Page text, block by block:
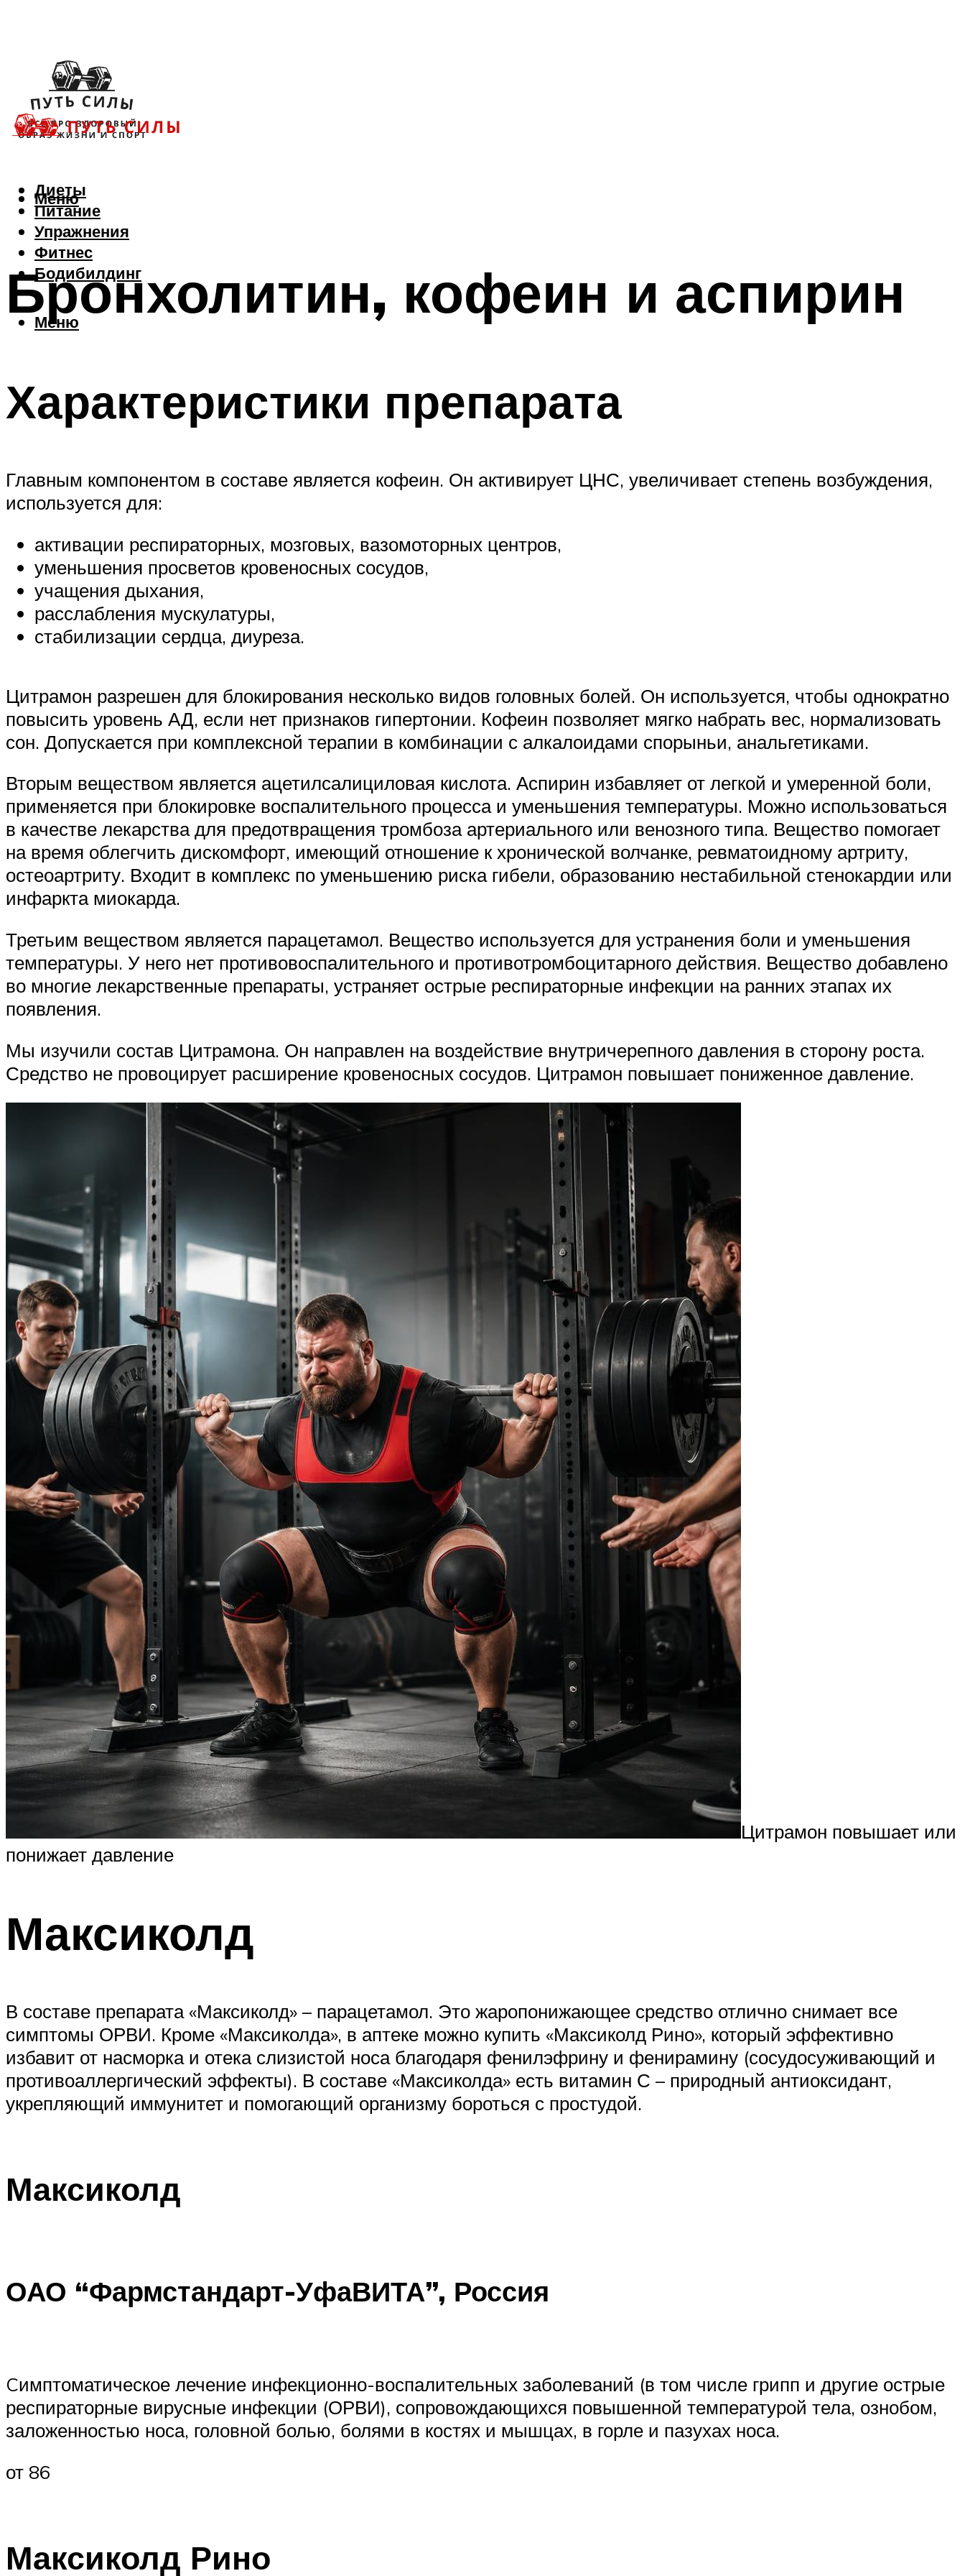
Диеты
Питание
Упражнения
Фитнес
Бодибилдинг
Меню
Меню
Бронхолитин, кофеин и аспирин
Характеристики препарата
Главным компонентом в составе является кофеин. Он активирует ЦНС, увеличивает степень возбуждения,
используется для:
активации респираторных, мозговых, вазомоторных центров,
уменьшения просветов кровеносных сосудов,
учащения дыхания,
расслабления мускулатуры,
стабилизации сердца, диуреза.
Цитрамон разрешен для блокирования несколько видов головных болей. Он используется, чтобы однократно
повысить уровень АД, если нет признаков гипертонии. Кофеин позволяет мягко набрать вес, нормализовать
сон. Допускается при комплексной терапии в комбинации с алкалоидами спорыньи, анальгетиками.
Вторым веществом является ацетилсалициловая кислота. Аспирин избавляет от легкой и умеренной боли,
применяется при блокировке воспалительного процесса и уменьшения температуры. Можно использоваться
в качестве лекарства для предотвращения тромбоза артериального или венозного типа. Вещество помогает
на время облегчить дискомфорт, имеющий отношение к хронической волчанке, ревматоидному артриту,
остеоартриту. Входит в комплекс по уменьшению риска гибели, образованию нестабильной стенокардии или
инфаркта миокарда.
Третьим веществом является парацетамол. Вещество используется для устранения боли и уменьшения
температуры. У него нет противовоспалительного и противотромбоцитарного действия. Вещество добавлено
во многие лекарственные препараты, устраняет острые респираторные инфекции на ранних этапах их
появления.
Мы изучили состав Цитрамона. Он направлен на воздействие внутричерепного давления в сторону роста.
Средство не провоцирует расширение кровеносных сосудов. Цитрамон повышает пониженное давление.
Цитрамон повышает или
понижает давление
Максиколд
В составе препарата «Максиколд» – парацетамол. Это жаропонижающее средство отлично снимает все
симптомы ОРВИ. Кроме «Максиколда», в аптеке можно купить «Максиколд Рино», который эффективно
избавит от насморка и отека слизистой носа благодаря фенилэфрину и фенирамину (сосудосуживающий и
противоаллергический эффекты). В составе «Максиколда» есть витамин С – природный антиоксидант,
укрепляющий иммунитет и помогающий организму бороться с простудой.
Максиколд
ОАО “Фармстандарт-УфаВИТА”, Россия
Cимптоматическое лечение инфекционно-воспалительных заболеваний (в том числе грипп и другие острые
респираторные вирусные инфекции (ОРВИ), сопровождающихся повышенной температурой тела, ознобом,
заложенностью носа, головной болью, болями в костях и мышцах, в горле и пазухах носа.
от 86
Максиколд Рино